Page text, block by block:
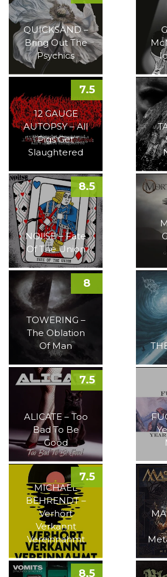
QUICKSAND –
Bring Out The
Psychics
12 GAUGE
AUTOPSY – All
Pigs Get
Slaughtered
7.5
NOI!SE – Fate
Of The Union
8.5
TOWERING –
The Oblation
Of Man
8
ALICATE – Too
Bad To Be
Good
7.5
MICHAEL
BEHRENDT –
Verhört
Verkannt
Vereinnahmt
7.5
8.5